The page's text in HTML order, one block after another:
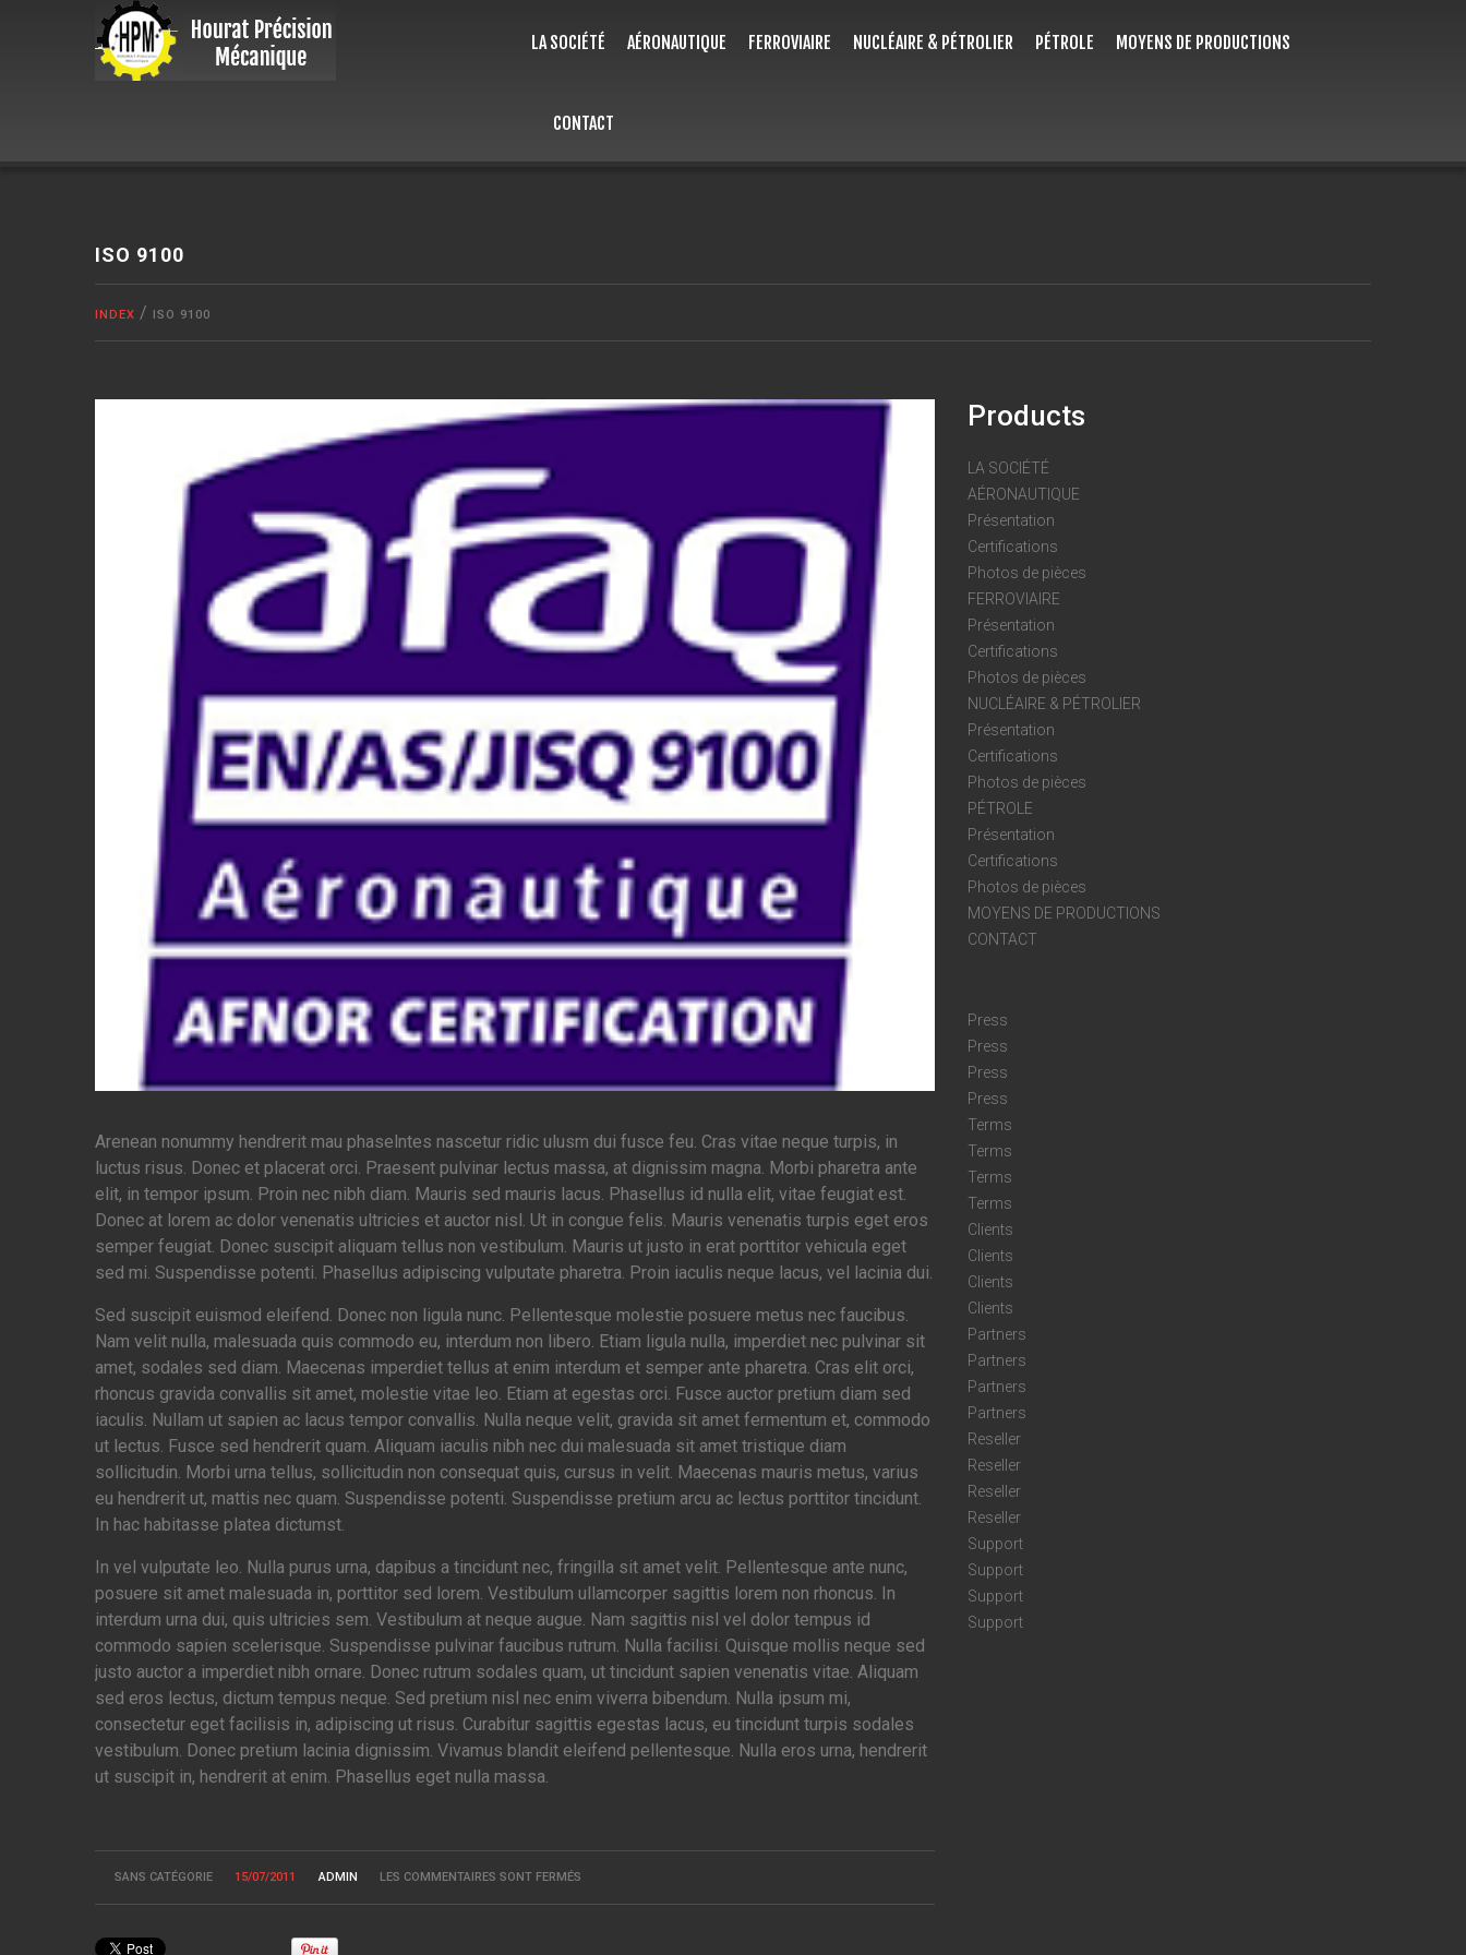
LA SOCIÉTÉ AÉRONAUTIQUE FERROVIAIRE NUCLÉAIRE & PÉTROLIER PÉTROLE MOYENS DE PRODUCTIONS
CONTACT
ISO 9100
INDEX ISO 9100
Arenean nonummy hendrerit mau phaselntes nascetur ridic ulusm dui fusce feu. Cras vitae neque turpis, in
luctus risus. Donec et placerat orci. Praesent pulvinar lectus massa, at dignissim magna. Morbi pharetra ante
elit, in tempor ipsum. Proin nec nibh diam. Mauris sed mauris lacus. Phasellus id nulla elit, vitae feugiat est.
Donec at lorem ac dolor venenatis ultricies et auctor nisl. Ut in congue felis. Mauris venenatis turpis eget eros
semper feugiat. Donec suscipit aliquam tellus non vestibulum. Mauris ut justo in erat porttitor vehicula eget
sed mi. Suspendisse potenti. Phasellus adipiscing vulputate pharetra. Proin iaculis neque lacus, vel lacinia dui.
Sed suscipit euismod eleifend. Donec non ligula nunc. Pellentesque molestie posuere metus nec faucibus.
Nam velit nulla, malesuada quis commodo eu, interdum non libero. Etiam ligula nulla, imperdiet nec pulvinar sit
amet, sodales sed diam. Maecenas imperdiet tellus at enim interdum et semper ante pharetra. Cras elit orci,
rhoncus gravida convallis sit amet, molestie vitae leo. Etiam at egestas orci. Fusce auctor pretium diam sed
iaculis. Nullam ut sapien ac lacus tempor convallis. Nulla neque velit, gravida sit amet fermentum et, commodo
ut lectus. Fusce sed hendrerit quam. Aliquam iaculis nibh nec dui malesuada sit amet tristique diam
sollicitudin. Morbi urna tellus, sollicitudin non consequat quis, cursus in velit. Maecenas mauris metus, varius
eu hendrerit ut, mattis nec quam. Suspendisse potenti. Suspendisse pretium arcu ac lectus porttitor tincidunt.
In hac habitasse platea dictumst.
In vel vulputate leo. Nulla purus urna, dapibus a tincidunt nec, fringilla sit amet velit. Pellentesque ante nunc,
posuere sit amet malesuada in, porttitor sed lorem. Vestibulum ullamcorper sagittis lorem non rhoncus. In
interdum urna dui, quis ultricies sem. Vestibulum at neque augue. Nam sagittis nisl vel dolor tempus id
commodo sapien scelerisque. Suspendisse pulvinar faucibus rutrum. Nulla facilisi. Quisque mollis neque sed
justo auctor a imperdiet nibh ornare. Donec rutrum sodales quam, ut tincidunt sapien venenatis vitae. Aliquam
sed eros lectus, dictum tempus neque. Sed pretium nisl nec enim viverra bibendum. Nulla ipsum mi,
consectetur eget facilisis in, adipiscing ut risus. Curabitur sagittis egestas lacus, eu tincidunt turpis sodales
vestibulum. Donec pretium lacinia dignissim. Vivamus blandit eleifend pellentesque. Nulla eros urna, hendrerit
ut suscipit in, hendrerit at enim. Phasellus eget nulla massa.
SANS CATÉGORIE 15/07/2011 ADMIN LES COMMENTAIRES SONT FERMÉS
Products
LA SOCIÉTÉ
AÉRONAUTIQUE
Présentation
Certifications
Photos de pièces
FERROVIAIRE
Présentation
Certifications
Photos de pièces
NUCLÉAIRE & PÉTROLIER
Présentation
Certifications
Photos de pièces
PÉTROLE
Présentation
Certifications
Photos de pièces
MOYENS DE PRODUCTIONS
CONTACT
Press
Press
Press
Press
Terms
Terms
Terms
Terms
Clients
Clients
Clients
Clients
Partners
Partners
Partners
Partners
Reseller
Reseller
Reseller
Reseller
Support
Support
Support
Support